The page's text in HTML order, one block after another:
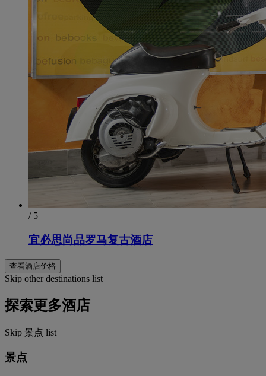
/ 5
宜必思尚品罗马复古酒店
查看酒店价格
Skip other destinations list
探索更多酒店
Skip 景点 list
景点